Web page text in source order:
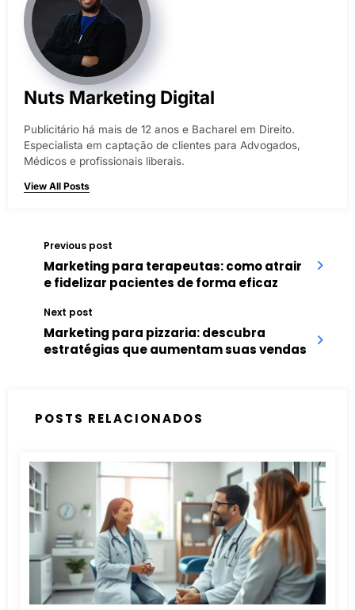
Nuts Marketing Digital
Publicitário há mais de 12 anos e Bacharel em Direito.
Especialista em captação de clientes para Advogados,
Médicos e profissionais liberais.
View All Posts
Previous post
Marketing para terapeutas: como atrair
e fidelizar pacientes de forma eficaz
Next post
Marketing para pizzaria: descubra
estratégias que aumentam suas vendas
POSTS RELACIONADOS